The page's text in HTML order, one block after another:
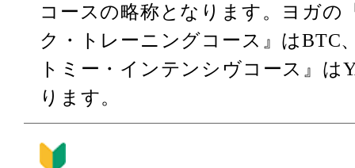
コースの略称となります。ヨガの
ク・トレーニングコース』はBTC
トミー・インテンシヴコース』は
ります。